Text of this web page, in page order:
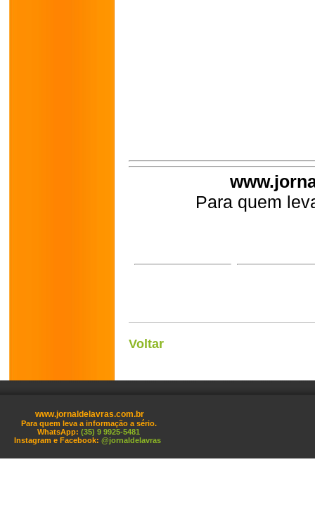
Para quem
Voltar
www.jornaldelavras.com.br
Para quem leva a informação a sério.
WhatsApp: (35) 9 9925-5481
Instagram e Facebook: @jornaldelavras